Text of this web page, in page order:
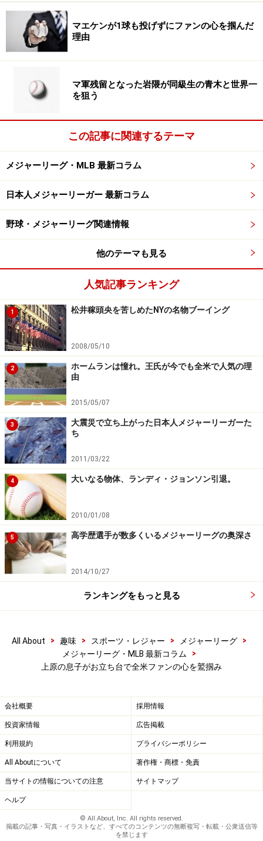
マエケンが1球も投げずにファンの心を掴んだ
理由
マ軍残留となった岩隈が同級生の青木と世界一
を狙う
この記事に関連するテーマ
メジャーリーグ・MLB 最新コラム
日本人メジャーリーガー 最新コラム
野球・メジャーリーグ関連情報
他のテーマも見る
人気記事ランキング
1 松井稼頭央を苦しめたNYの名物ブーイング
2008/05/10
2
ホームランは憧れ。王氏が今でも全米で人気の理
由
2015/05/07
3
大震災で立ち上がった日本人メジャーリーガーた
ち
2011/03/22
4 大いなる物体、ランディ・ジョンソン引退。
2010/01/08
5 高学歴選手が数多くいるメジャーリーグの奥深さ
2014/10/27
ランキングをもっと見る
All About > 趣味 > スポーツ・レジャー > メジャーリーグ
>
メジャーリーグ・MLB 最新コラム
>
上原の息子がお立ち台で全米ファンの心を鷲掴み
会社概要 採用情報
投資家情報 広告掲載
利用規約 プライバシーポリシー
All Aboutについて 著作権・商標・免責
当サイトの情報についての注意 サイトマップ
ヘルプ
© All About, Inc. All rights reserved.
掲載の記事・写真・イラストなど、すべてのコンテンツの無断複写・転載・公衆送信等
を禁じます